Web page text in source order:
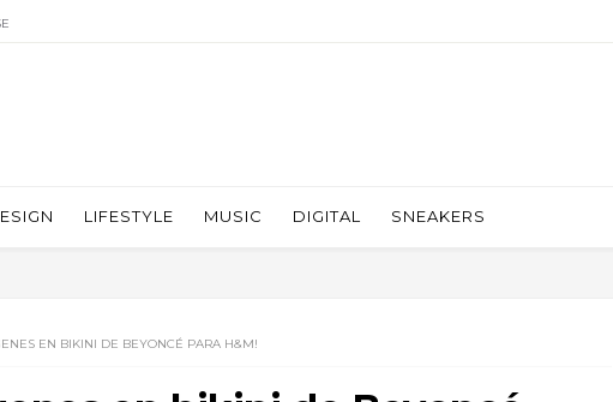
LIFESTYLE MUSIC DIGITAL SNEAKERS
EN BIKINI DE BEYONCÉ PARA H&M!